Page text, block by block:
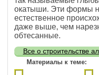
окатыши. Эти формы
естественное
даже выше, чем
обтесанные.
Все о строительстве
Материалы к теме: